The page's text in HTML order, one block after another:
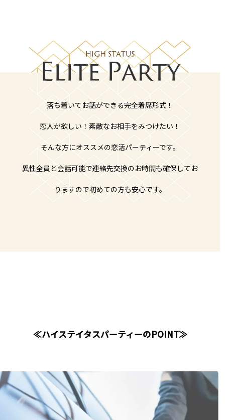
落ち着いてお話ができる完全着席形式！
恋人が欲しい！素敵なお相手をみつけたい！
そんな方にオススメの恋活パーティーです。
異性全員と会話可能で連絡先交換のお時間も確保してお
りますので初めての方も安心です。
≪ハイステイタスパーティーのPOINT≫